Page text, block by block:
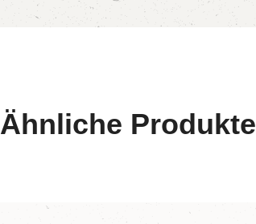
Ähnliche Produkte